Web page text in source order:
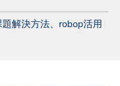
解決方法、robop活用